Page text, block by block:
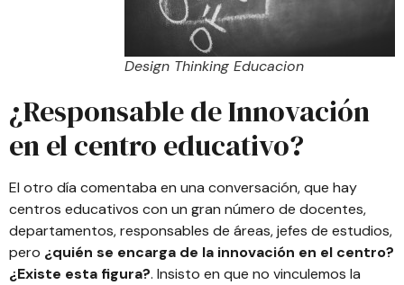
Design Thinking Educacion
¿Responsable de Innovación
en el centro educativo?
El otro día comentaba en una conversación, que hay
centros educativos con un gran número de docentes,
departamentos, responsables de áreas, jefes de estudios,
pero ¿quién se encarga de la innovación en el centro?
¿Existe esta figura?. Insisto en que no vinculemos la